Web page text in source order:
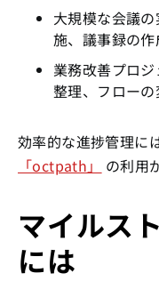
大規模な会議
施、議事録の作
業務改善プロ
整理、フローの
効率的な進捗管理に
「octpath」
の利用
マイルス
には